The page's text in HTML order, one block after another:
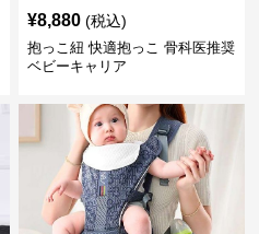
¥8,880 (税込)
抱っこ紐 快適抱っこ 骨科医推奨
ベビーキャリア